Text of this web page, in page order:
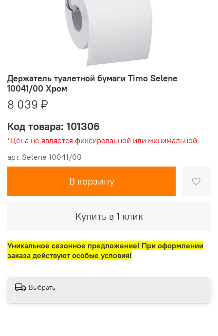
арт. Selene 10041/00
Держатель туалетной бумаги Timo Selene
10041/00 Хром
8 039 ₽
Код товара: 101306
*Цена не является фиксированной или минимальной
В корзину
Купить в 1 клик
Уникальное сезонное предложение! При оформлении
заказа действуют особые условия!
Выбрать